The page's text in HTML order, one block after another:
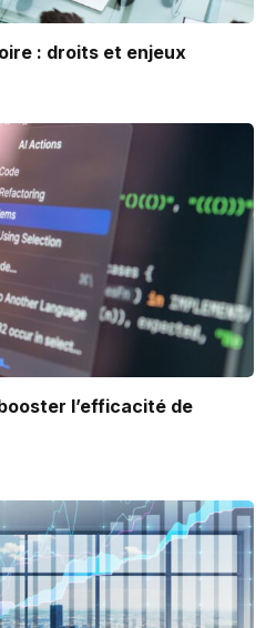
: droits et enjeux
l’efficacité de